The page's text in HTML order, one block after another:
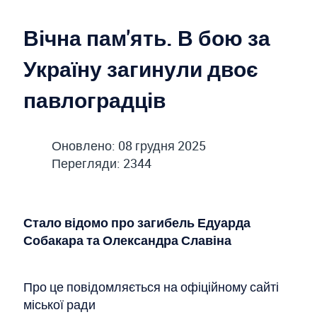
Вічна пам'ять. В бою за
Україну загинули двоє
павлоградців
Оновлено: 08 грудня 2025
Перегляди: 2344
Стало відомо про загибель Едуарда
Собакара та Олександра Славіна
Про це повідомляється на офіційному сайті
міської ради